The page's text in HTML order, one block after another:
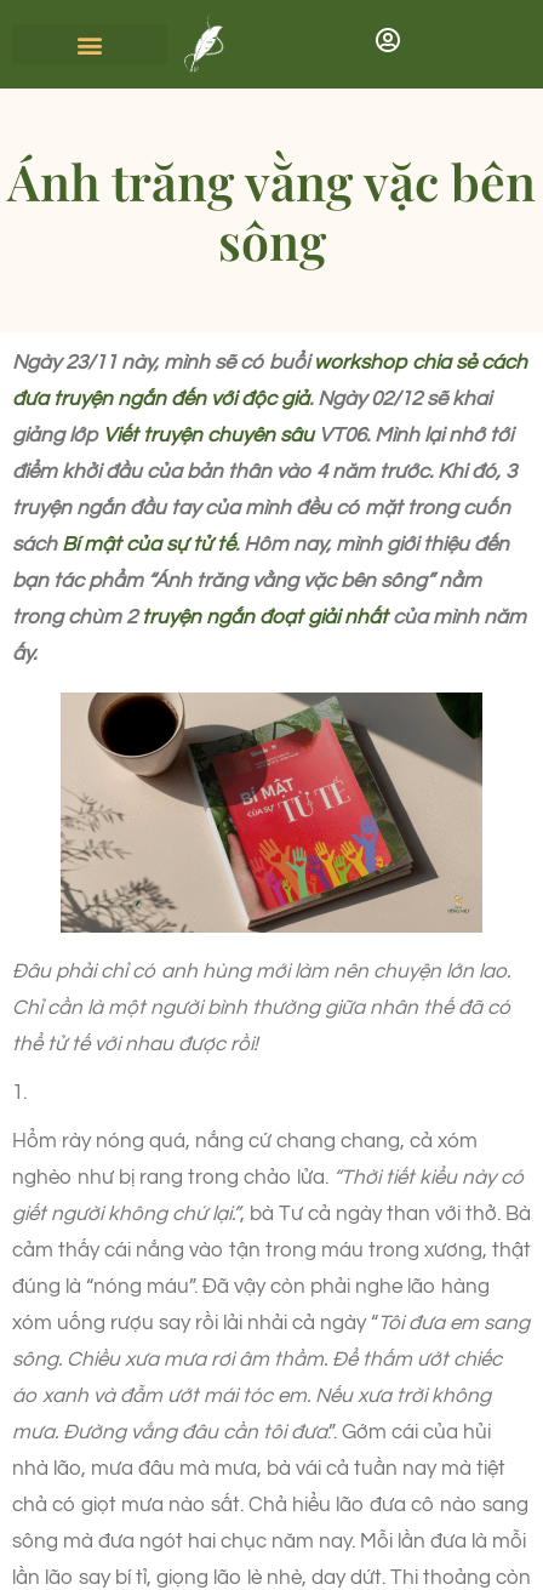
Ánh trăng vằng vặc bên
sông
Ngày 23/11 này, mình sẽ có buổiworkshop chia sẻ cách
đưa truyện ngắn đến với độc giả. Ngày 02/12 sẽ khai
giảng lớp Viết truyện chuyên sâuVT06. Mình lại nhớ tới
điểm khởi đầu của bản thân vào 4 năm trước. Khi đó, 3
truyện ngắn đầu tay của mình đều có mặt trong cuốn
sách Bí mật của sự tử tế. Hôm nay, mình giới thiệu đến
bạn tác phẩm “Ánh trăng vằng vặc bên sông” nằm
trong chùm 2truyện ngắn đoạt giải nhấtcủa mình năm
ấy.
Đâu phải chỉ có anh hùng mới làm nên chuyện lớn lao.
Chỉ cần là một người bình thường giữa nhân thế đã có
thể tử tế với nhau được rồi!
1.
Hổm rày nóng quá, nắng cứ chang chang, cả xóm
nghèo như bị rang trong chảo lửa. “Thời tiết kiểu này có
giết người không chứ lại.”, bà Tư cả ngày than với thở. Bà
cảm thấy cái nắng vào tận trong máu trong xương, thật
đúng là “nóng máu”. Đã vậy còn phải nghe lão hàng
xóm uống rượu say rồi lải nhải cả ngày “Tôi đưa em sang
sông. Chiều xưa mưa rơi âm thầm. Để thấm ướt chiếc
áo xanh và đẫm ướt mái tóc em. Nếu xưa trời không
mưa. Đường vắng đâu cần tôi đưa.”. Gớm cái của hủi
nhà lão, mưa đâu mà mưa, bà vái cả tuần nay mà tiệt
chả có giọt mưa nào sất. Chả hiểu lão đưa cô nào sang
sông mà đưa ngót hai chục năm nay. Mỗi lần đưa là mỗi
lần lão say bí tỉ, giọng lão lè nhè, day dứt. Thi thoảng còn